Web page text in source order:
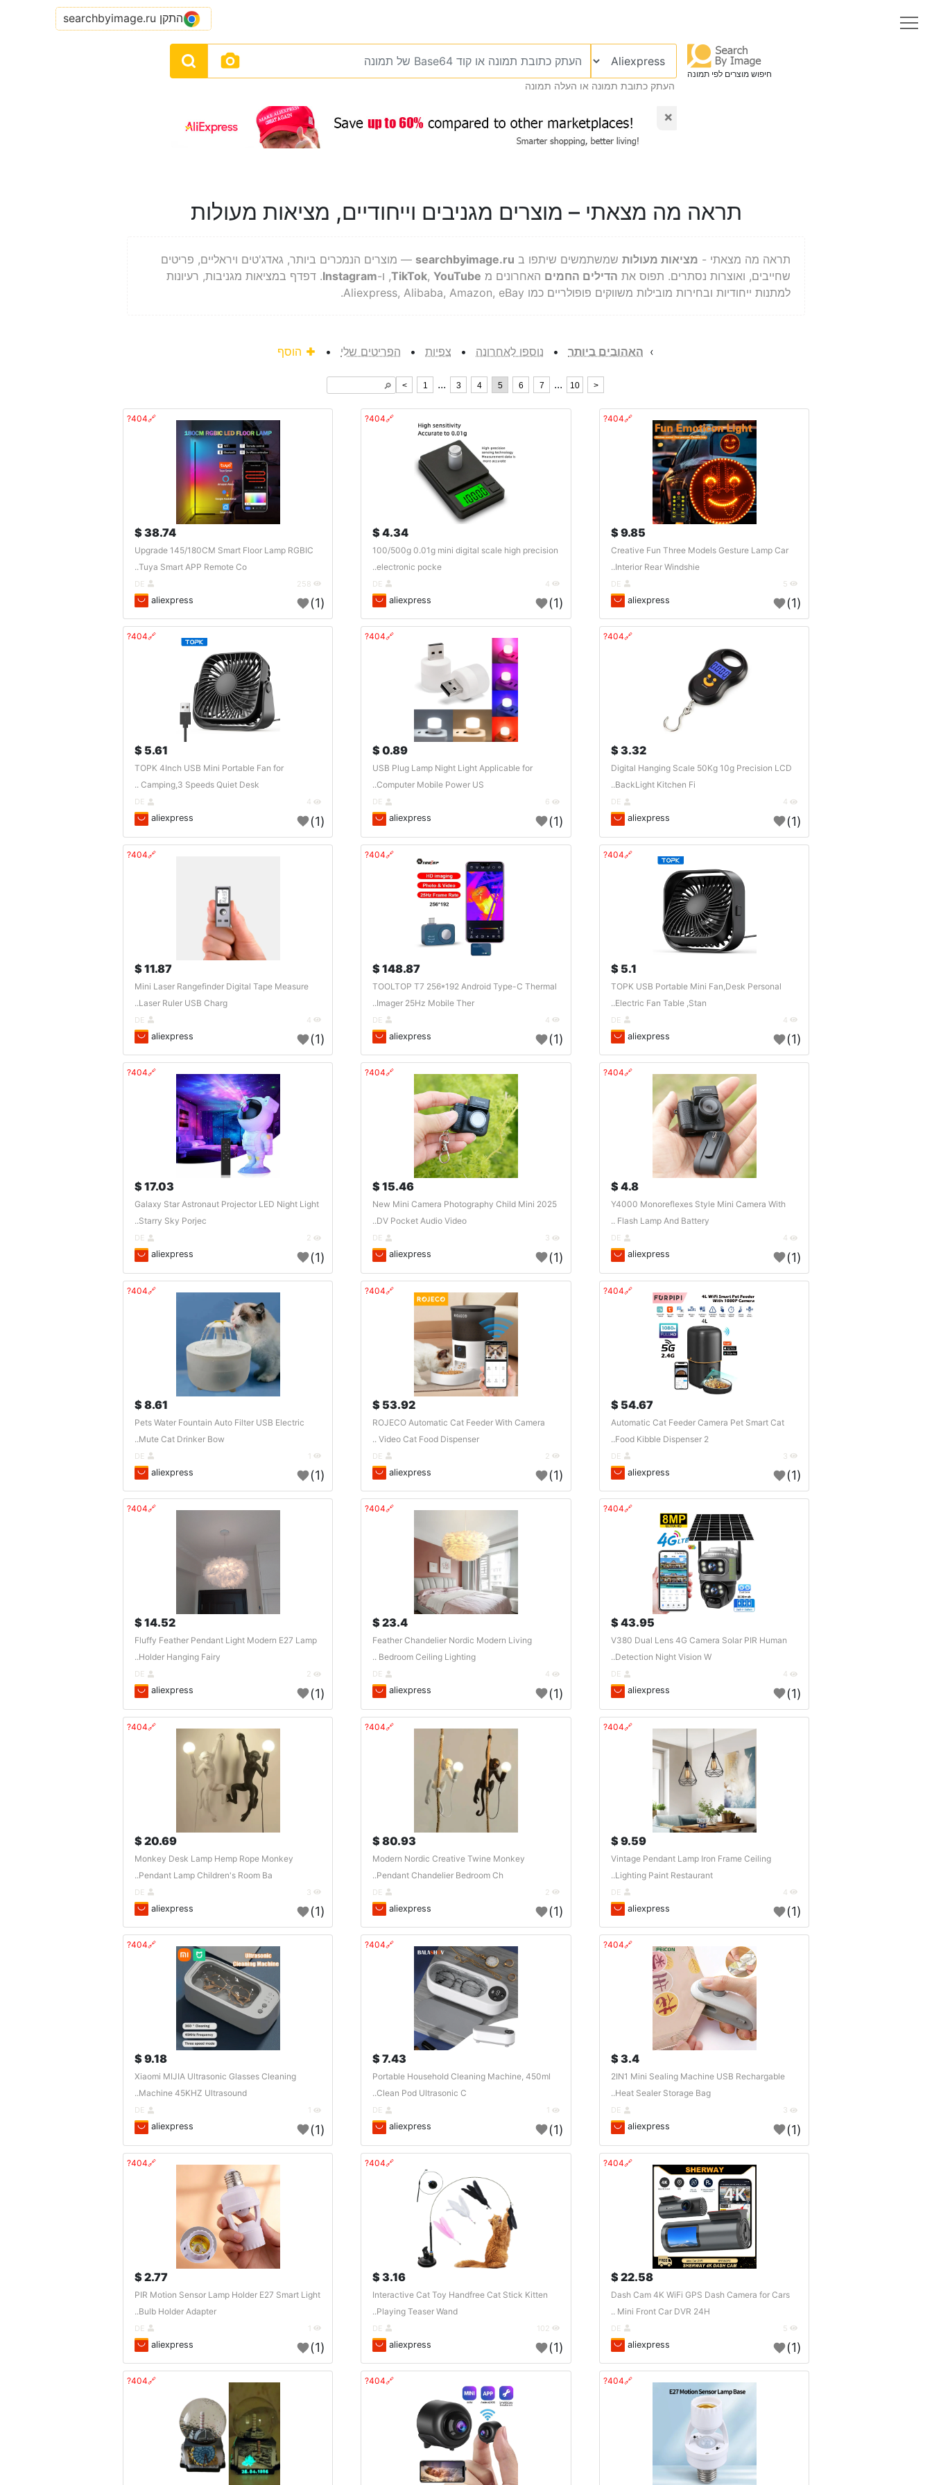
חיפוש מוצרים לפי תמונה
העתק כתובת תמונה או העלה תמונה
×
תראה מה מצאתי – מוצרים מגניבים וייחודיים, מציאות מעולות
תראה מה מצאתי - מציאות מעולות שמשתמשים שיתפו ב searchbyimage.ru — מוצרים הנמכרים ביותר, גאדג'טים ויראליים, פריטים
שחייבים, ואוצרות נסתרים. תפוס את הדילים החמים האחרונים מ TikTok, YouTube , ו-Instagram. דפדף במציאות מגניבות, רעיונות
למתנות ייחודיות ובחירות מובילות משווקים פופולריים כמו Aliexpress, Alibaba, Amazon, eBay.
› האהובים ביותר • נוספו לאחרונה • צפיות • הפריטים שלי • הוסף
< 1 ... 3 4 5 6 7 ... 10 >
🔎︎
🔗404?
9.85 $
Creative Fun Three Models Gesture Lamp Car
Interior Rear Windshie..
5
aliexpress (1)
🔗404?
4.34 $
100/500g 0.01g mini digital scale high precision
electronic pocke..
aliexpress (1)
🔗404?
38.74 $
Upgrade 145/180CM Smart Floor Lamp RGBIC
Tuya Smart APP Remote Co..
258
aliexpress (1)
🔗404?
3.32 $
Digital Hanging Scale 50Kg 10g Precision LCD
BackLight Kitchen Fi..
4
aliexpress (1)
🔗404?
0.89 $
USB Plug Lamp Night Light Applicable for
Computer Mobile Power US..
aliexpress (1)
🔗404?
5.61 $
TOPK 4Inch USB Mini Portable Fan for
Camping,3 Speeds Quiet Desk ..
4
aliexpress (1)
🔗404?
5.1 $
TOPK USB Portable Mini Fan,Desk Personal
Electric Fan Table ,Stan..
4
aliexpress (1)
🔗404?
148.87 $
TOOLTOP T7 256*192 Android Type-C Thermal
Imager 25Hz Mobile Ther..
aliexpress (1)
🔗404?
11.87 $
Mini Laser Rangefinder Digital Tape Measure
Laser Ruler USB Charg..
4
aliexpress (1)
🔗404?
4.8 $
Y4000 Monoreflexes Style Mini Camera With
Flash Lamp And Battery ..
4
aliexpress (1)
🔗404?
15.46 $
2025 New Mini Camera Photography Child Mini
DV Pocket Audio Video..
aliexpress (1)
🔗404?
17.03 $
Galaxy Star Astronaut Projector LED Night Light
Starry Sky Porjec..
2
aliexpress (1)
🔗404?
54.67 $
Automatic Cat Feeder Camera Pet Smart Cat
Food Kibble Dispenser 2..
3
aliexpress (1)
🔗404?
53.92 $
ROJECO Automatic Cat Feeder With Camera
Video Cat Food Dispenser ..
aliexpress (1)
🔗404?
8.61 $
Pets Water Fountain Auto Filter USB Electric
Mute Cat Drinker Bow..
1
aliexpress (1)
🔗404?
43.95 $
V380 Dual Lens 4G Camera Solar PIR Human
Detection Night Vision W..
4
aliexpress (1)
🔗404?
23.4 $
Feather Chandelier Nordic Modern Living
Bedroom Ceiling Lighting ..
aliexpress (1)
🔗404?
14.52 $
Fluffy Feather Pendant Light Modern E27 Lamp
Holder Hanging Fairy..
2
aliexpress (1)
🔗404?
9.59 $
Vintage Pendant Lamp Iron Frame Ceiling
Lighting Paint Restaurant..
4
aliexpress (1)
🔗404?
80.93 $
Modern Nordic Creative Twine Monkey
Pendant Chandelier Bedroom Ch..
aliexpress (1)
🔗404?
20.69 $
Monkey Desk Lamp Hemp Rope Monkey
Pendant Lamp Children's Room Ba..
3
aliexpress (1)
🔗404?
3.4 $
2IN1 Mini Sealing Machine USB Rechargable
Heat Sealer Storage Bag..
3
aliexpress (1)
🔗404?
7.43 $
Portable Household Cleaning Machine, 450ml
Clean Pod Ultrasonic C..
aliexpress (1)
🔗404?
9.18 $
Xiaomi MIJIA Ultrasonic Glasses Cleaning
Machine 45KHZ Ultrasound..
1
aliexpress (1)
🔗404?
22.58 $
Dash Cam 4K WiFi GPS Dash Camera for Cars
Mini Front Car DVR 24H ..
5
aliexpress (1)
🔗404?
3.16 $
Interactive Cat Toy Handfree Cat Stick Kitten
Playing Teaser Wand..
aliexpress (1)
🔗404?
2.77 $
PIR Motion Sensor Lamp Holder E27 Smart Light
Bulb Holder Adapter..
1
aliexpress (1)
🔗404?
🔗404?
🔗404?
התקן searchbyimage.ru